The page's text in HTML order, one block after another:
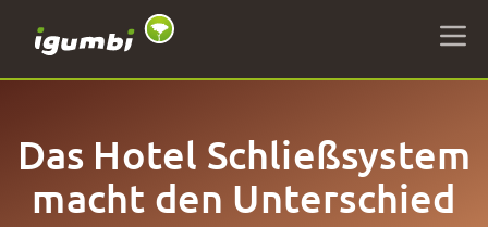
Das Hotel Schließsystem
macht den Unterschied